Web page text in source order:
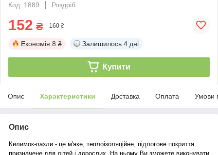
Код: 1889
Роздріб
152 ₴ 160 ₴
Економія 8 ₴ Залишилось 4 дні
Купити
Опис Характеристики Доставка Оплата Умови
Опис
Килимок-пазли - це м'яке, теплоізоляційне, підлогове покриття
призначене для дітей і дорослих. На ньому Ви зможете виконувати